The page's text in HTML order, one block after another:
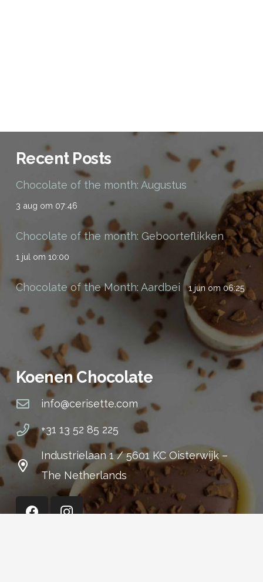
Recent Posts
Chocolate of the month: Augustus
3 aug om 07:46
Chocolate of the month: Geboorteflikken
1 jul om 10:00
Chocolate of the Month: Aardbei 1 jun om 06:25
Koenen Chocolate
info@cerisette.com
+31 13 52 85 225
Industrielaan 1 / 5601 KC Oisterwijk –
The Netherlands